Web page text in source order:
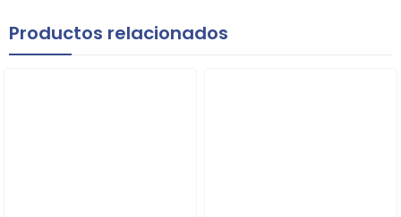
Productos relacionados